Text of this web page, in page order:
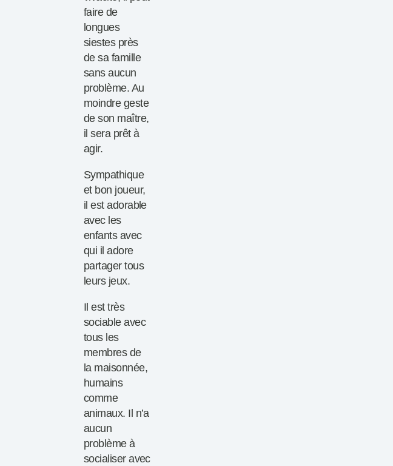
faire de
longues
siestes près
de sa famille
sans aucun
problème. Au
moindre geste
de son maître,
il sera prêt à
agir.
Sympathique
et bon joueur,
il est adorable
avec les
enfants avec
qui il adore
partager tous
leurs jeux.
Il est très
sociable avec
tous les
membres de
la maisonnée,
humains
comme
animaux. Il n’a
aucun
problème à
socialiser avec